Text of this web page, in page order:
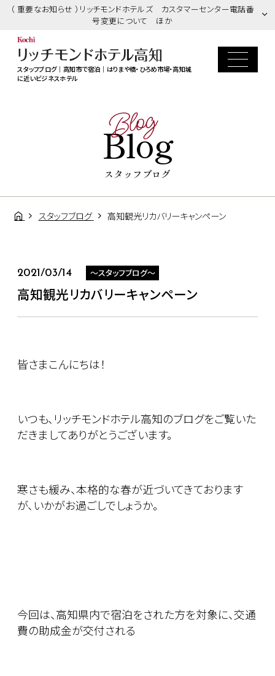
（ 重要なお知らせ ）リッチモンドホテルズ カスタマーセンター電話番
号変更について ほか
スタッフブログ｜高知市で宿泊｜はりまや橋・ひろめ市場・高知城
に近いビジネスホテル
Blog
Blog
スタッフブログ
スタッフブログ 高知観光リカバリーキャンペーン
2021/03/14 ～スタッフブログ～
高知観光リカバリーキャンペーン
皆さまこんにちは！
いつも、リッチモンドホテル高知のブログをご覧いた
だきましてありがとうございます。
寒さも緩み、本格的な春が近づいてきております
が、いかがお過ごしでしょうか。
今回は、高知県内で宿泊をされた方を対象に、交通
費の助成金が交付される